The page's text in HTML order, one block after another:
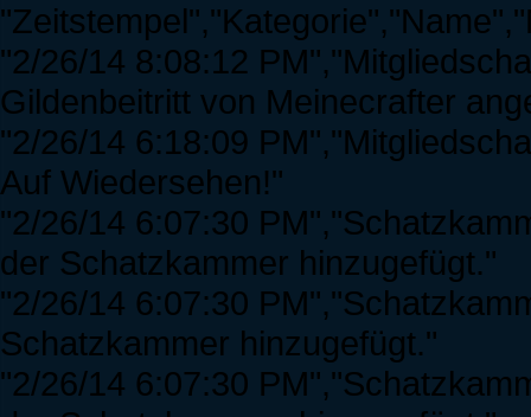
"2/26/14 8:08:12
Gildenbeitritt von Meinecrafter
"2/26/14 6:18:09
Auf Wiedersehen!"
"2/26/14 6:07:30
der Schatzkammer hinzugefügt."
"2/26/14 6:07:30
Schatzkammer hinzugefügt."
"2/26/14 6:07:30